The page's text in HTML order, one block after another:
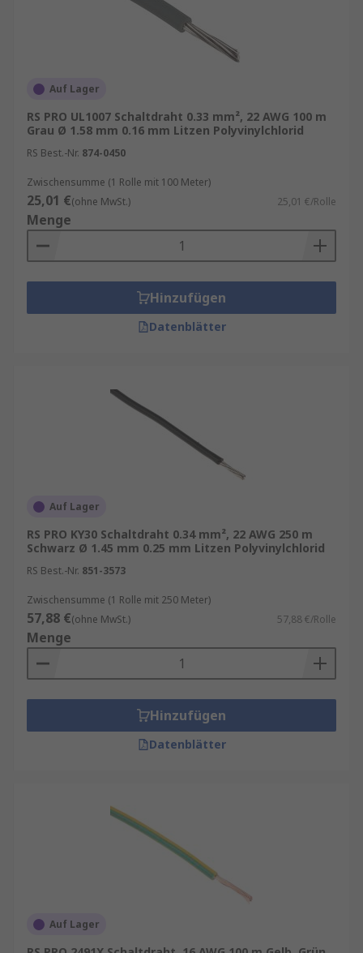
Auf Lager
RS PRO UL1007 Schaltdraht 0.33 mm², 22 AWG 100 m
Grau Ø 1.58 mm 0.16 mm Litzen Polyvinylchlorid
RS Best.-Nr. 874-0450
Zwischensumme (1 Rolle mit 100 Meter)
25,01 €(ohne MwSt.) 25,01 €/Rolle
Menge
Hinzufügen
Datenblätter
Auf Lager
RS PRO KY30 Schaltdraht 0.34 mm², 22 AWG 250 m
Schwarz Ø 1.45 mm 0.25 mm Litzen Polyvinylchlorid
RS Best.-Nr. 851-3573
Zwischensumme (1 Rolle mit 250 Meter)
57,88 €(ohne MwSt.) 57,88 €/Rolle
Menge
Hinzufügen
Datenblätter
Auf Lager